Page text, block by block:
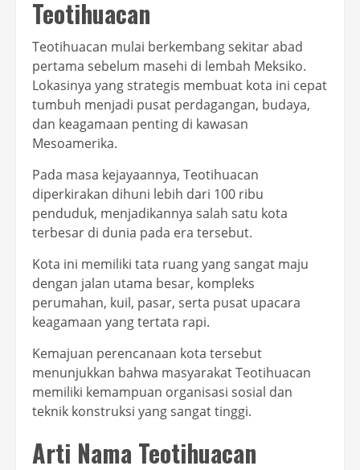
Teotihuacan
Teotihuacan mulai berkembang sekitar abad
pertama sebelum masehi di lembah Meksiko.
Lokasinya yang strategis membuat kota ini cepat
tumbuh menjadi pusat perdagangan, budaya,
dan keagamaan penting di kawasan
Mesoamerika.
Pada masa kejayaannya, Teotihuacan
diperkirakan dihuni lebih dari 100 ribu
penduduk, menjadikannya salah satu kota
terbesar di dunia pada era tersebut.
Kota ini memiliki tata ruang yang sangat maju
dengan jalan utama besar, kompleks
perumahan, kuil, pasar, serta pusat upacara
keagamaan yang tertata rapi.
Kemajuan perencanaan kota tersebut
menunjukkan bahwa masyarakat Teotihuacan
memiliki kemampuan organisasi sosial dan
teknik konstruksi yang sangat tinggi.
Arti Nama Teotihuacan